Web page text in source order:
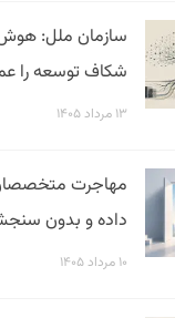
سازمان ملل:
شکاف توسعه را
۱۳ مرداد ۱۴۰۵
مهاجرت متخصصان
داده و بدون
۱۰ مرداد ۱۴۰۵